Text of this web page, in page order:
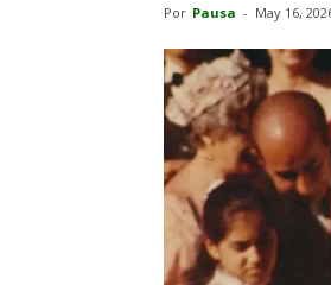
Por Pausa - May 16,